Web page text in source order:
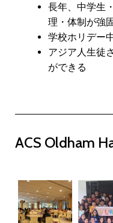
長年、中学生
理・体制が強
学校ホリデー
アジア人生徒
ができる
ACS Oldham